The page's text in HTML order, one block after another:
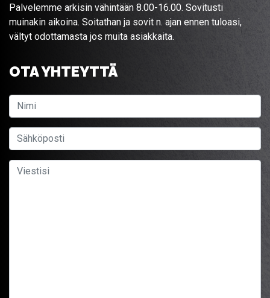
Palvelemme arkisin vähintään 8.00-16.00. Sovitusti
muinakin aikoina. Soitathan ja sovit n. ajan ennen tuloasi,
vältyt odottamasta jos muita asiakkaita.
OTA YHTEYTTÄ